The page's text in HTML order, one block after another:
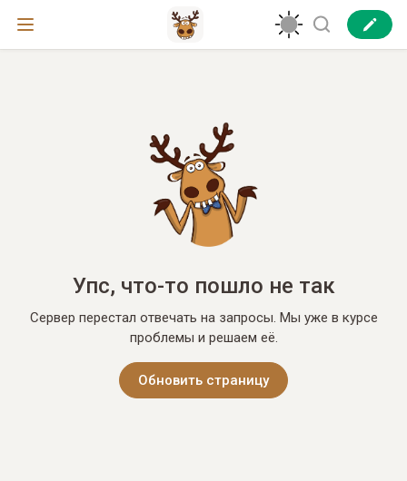
Упс, что-то пошло не так
Сервер перестал отвечать на запросы. Мы уже в курсе
проблемы и решаем её.
Обновить страницу